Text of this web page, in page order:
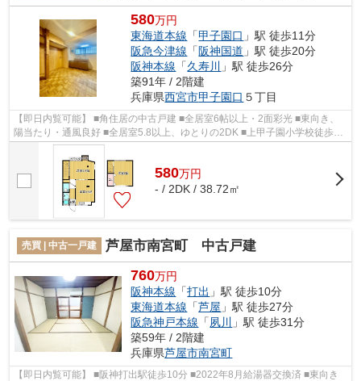
580万円
東海道本線 「甲子園口 」駅 徒歩11分
阪急今津線 「 阪神国道 」駅 徒歩20分
阪神本線 「久寿川
」駅 徒歩26分
築91年 / 2階建
兵庫県西宮市甲子園口 ５丁目
【即日内覧可能】 ■角住居の中古戸建 ■全居室6帖以上・2面彩光 ■東向き、
陽当たり・通風良好 ■全居室5.8以上、ゆとりの2DK ■上甲子園小学校徒歩3
580万円
- / 2DK / 38.72㎡
売買 | 中古一戸建 芦屋市南宮町 中古戸建
760万円
阪神本線 「打出 」駅 徒歩10分
東海道本線 「芦屋 」駅 徒歩27分
阪急神戸本線 「夙川
」駅 徒歩31分
築59年 / 2階建
兵庫県芦屋市南宮町
【即日内覧可能】 ■阪神打出駅徒歩10分 ■2022年8月給湯器交換済 ■東向き